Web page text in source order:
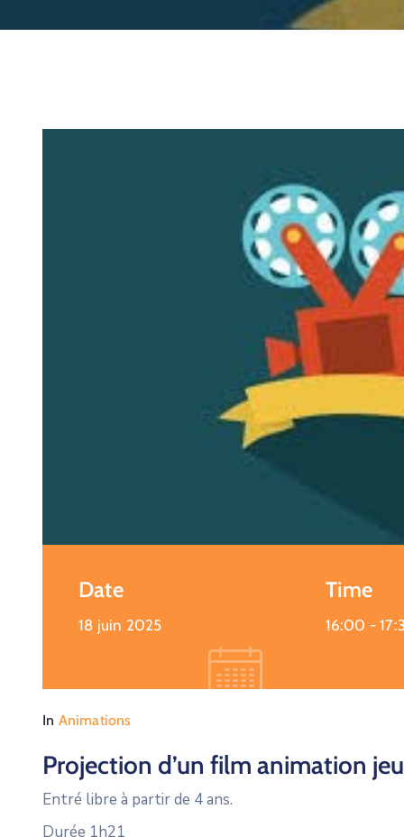
Date
18 juin 2025
Time
16:00 -
In Animations
Projection d’un film animation
Entré libre à partir de 4 ans.
Durée 1h21